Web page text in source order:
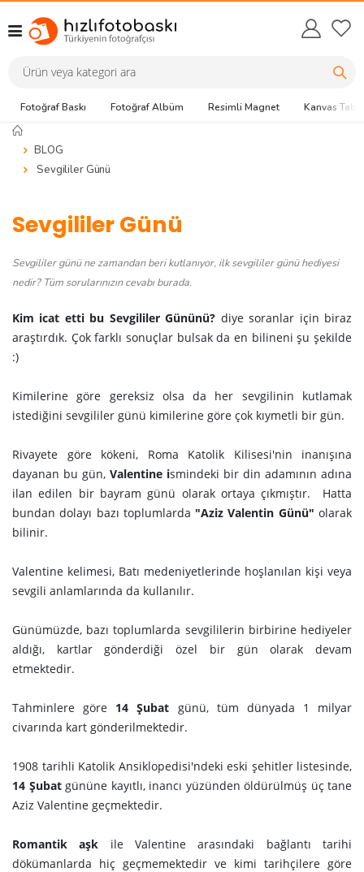
Fotoğraf Baskı Fotoğraf Albüm Resimli Magnet Kanvas
BLOG
Sevgililer Günü
Sevgililer Günü
Sevgililer günü ne zamandan beri kutlanıyor, ilk sevgililer günü hediyesi
nedir? Tüm sorularınızın cevabı burada.
Kim icat etti bu Sevgililer Gününü? diye soranlar için biraz
araştırdık. Çok farklı sonuçlar bulsak da en bilineni şu şekilde
:)
Kimilerine göre gereksiz olsa da her sevgilinin kutlamak
istediğini sevgililer günü kimilerine göre çok kıymetli bir gün.
Rivayete göre kökeni, Roma Katolik Kilisesi'nin inanışına
dayanan bu gün, Valentine ismindeki bir din adamının adına
ilan edilen bir bayram günü olarak ortaya çıkmıştır. Hatta
bundan dolayı bazı toplumlarda "Aziz Valentin Günü" olarak
bilinir.
Valentine kelimesi, Batı medeniyetlerinde hoşlanılan kişi veya
sevgili anlamlarında da kullanılır.
Günümüzde, bazı toplumlarda sevgililerin birbirine hediyeler
aldığı, kartlar gönderdiği özel bir gün olarak devam
etmektedir.
Tahminlere göre 14 Şubat günü, tüm dünyada 1 milyar
civarında kart gönderilmektedir.
1908 tarihli Katolik Ansiklopedisi'ndeki eski şehitler listesinde,
14 Şubatgününe kayıtlı, inancı yüzünden öldürülmüş üç tane
Aziz Valentine geçmektedir.
Romantik aşk ile Valentine arasındaki bağlantı tarihi
dökümanlarda hiç geçmemektedir ve kimi tarihçilere göre